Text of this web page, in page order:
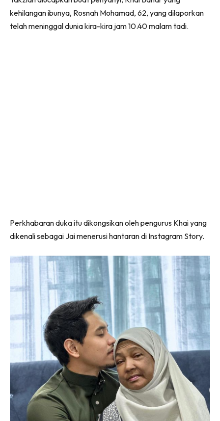
kehilangan ibunya, Rosnah Mohamad, 62, yang dilaporkan
telah meninggal dunia kira-kira jam 10.40 malam tadi.
Perkhabaran duka itu dikongsikan oleh pengurus Khai yang
dikenali sebagai Jai menerusi hantaran di Instagram Story.